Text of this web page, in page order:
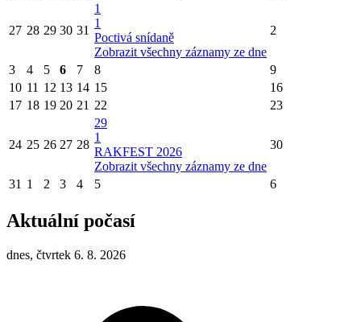
27 28 29 30 31
1
1
Poctivá snídaně
Zobrazit všechny záznamy ze dne
2
3 4 5 6 7 8
9
10 11 12 13 14 15
16
17 18 19 20 21 22 23
24 25 26 27 28
29
1
RAKFEST 2026
Zobrazit všechny záznamy ze dne
30
31 1 2 3 4 5 6
Aktuální počasí
dnes, čtvrtek 6. 8. 2026